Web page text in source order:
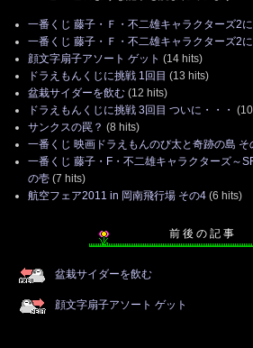
一番くじ 藤子・Ｆ・不二雄キャラクターズ2
一番くじ 藤子・Ｆ・不二雄キャラクターズ2
顔文字扇子アソート ゲット (14 hits)
ドラえもんくじに挑戦 1回目 (13 hits)
盆栽サイダーを飲む (12 hits)
ドラえもんくじに挑戦 3回目 ついに・・・
サンクスの罠？ (8 hits)
一番くじ 映画ドラえもんのび太と奇跡の島 そ
一番くじ 藤子・F・不二雄キャラクターズ～
の壱 (7 hits)
航空フェア2011 in 岡南飛行場 その4 (6 hits)
前 後 の 記 事
盆栽サイダーを飲む
顔文字扇子アソート ゲット